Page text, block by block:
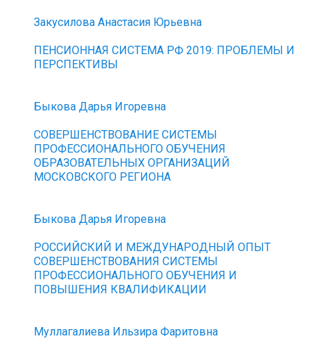
Закусилова Анастасия Юрьевна
ПЕНСИОННАЯ СИСТЕМА РФ 2019: ПРОБЛЕМЫ И
ПЕРСПЕКТИВЫ
Быкова Дарья Игоревна
СОВЕРШЕНСТВОВАНИЕ СИСТЕМЫ
ПРОФЕССИОНАЛЬНОГО ОБУЧЕНИЯ
ОБРАЗОВАТЕЛЬНЫХ ОРГАНИЗАЦИЙ
МОСКОВСКОГО РЕГИОНА
Быкова Дарья Игоревна
РОССИЙСКИЙ И МЕЖДУНАРОДНЫЙ ОПЫТ
СОВЕРШЕНСТВОВАНИЯ СИСТЕМЫ
ПРОФЕССИОНАЛЬНОГО ОБУЧЕНИЯ И
ПОВЫШЕНИЯ КВАЛИФИКАЦИИ
Муллагалиева Ильзира Фаритовна